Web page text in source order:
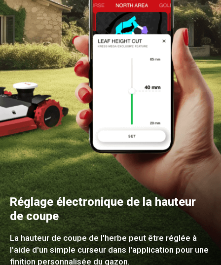
Réglage électronique de la hauteur
de coupe
La hauteur de coupe de l'herbe peut être réglée à
l'aide d'un simple curseur dans l'application pour une
finition personnalisée du gazon.